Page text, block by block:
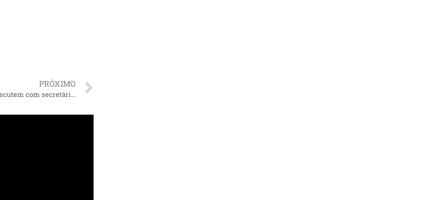
PRÓXIMO